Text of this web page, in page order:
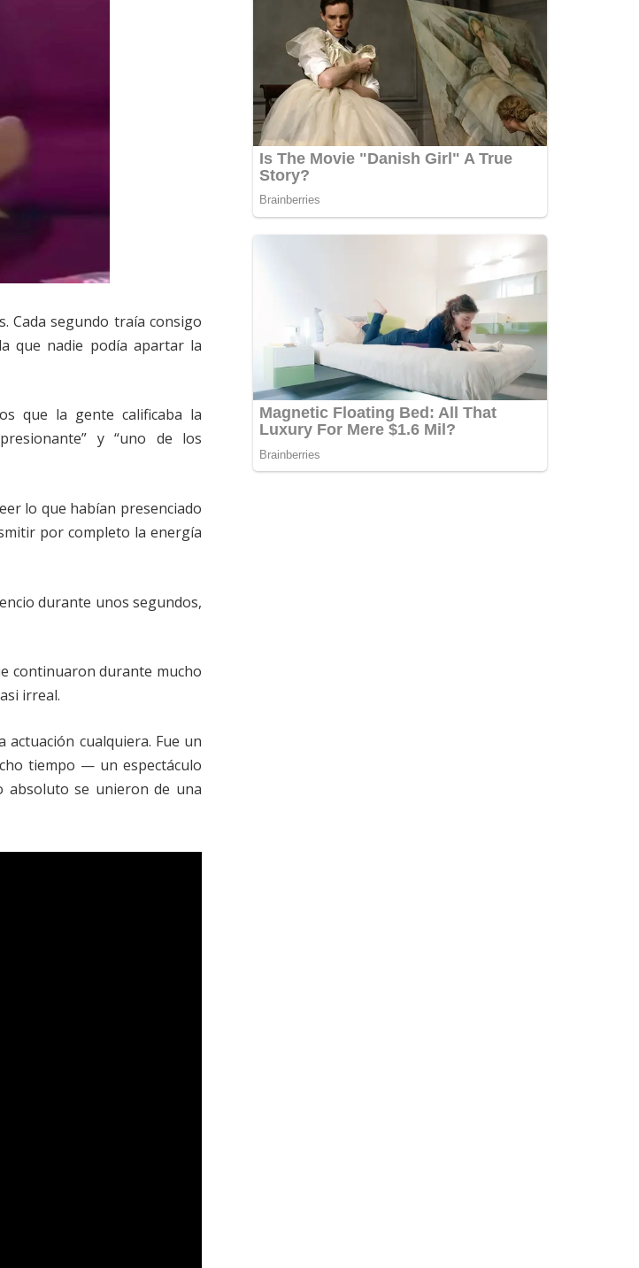
Cada segundo traía consigo
que nadie podía apartar la
que la gente calificaba la
y “uno de los
lo que habían presenciado
por completo la energía
durante unos segundos,
continuaron durante mucho
irreal.
cualquiera. Fue un
tiempo — un espectáculo
absoluto se unieron de una